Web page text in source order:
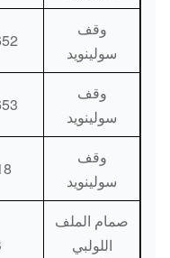
وقف
سولينويد
وقف
سولينويد
وقف
سولينويد
صمام الملف
اللولبي